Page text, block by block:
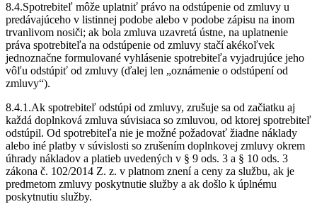
8.4.Spotrebiteľ môže uplatniť právo na odstúpenie od zmluvy u
predávajúceho v listinnej podobe alebo v podobe zápisu na inom
trvanlivom nosiči; ak bola zmluva uzavretá ústne, na uplatnenie
práva spotrebiteľa na odstúpenie od zmluvy stačí akékoľvek
jednoznačne formulované vyhlásenie spotrebiteľa vyjadrujúce jeho
vôľu odstúpiť od zmluvy (ďalej len „oznámenie o odstúpení od
zmluvy“).
8.4.1.Ak spotrebiteľ odstúpi od zmluvy, zrušuje sa od začiatku aj
každá doplnková zmluva súvisiaca so zmluvou, od ktorej spotrebiteľ
odstúpil. Od spotrebiteľa nie je možné požadovať žiadne náklady
alebo iné platby v súvislosti so zrušením doplnkovej zmluvy okrem
úhrady nákladov a platieb uvedených v § 9 ods. 3 a § 10 ods. 3
zákona č. 102/2014 Z. z. v platnom znení a ceny za službu, ak je
predmetom zmluvy poskytnutie služby a ak došlo k úplnému
poskytnutiu služby.